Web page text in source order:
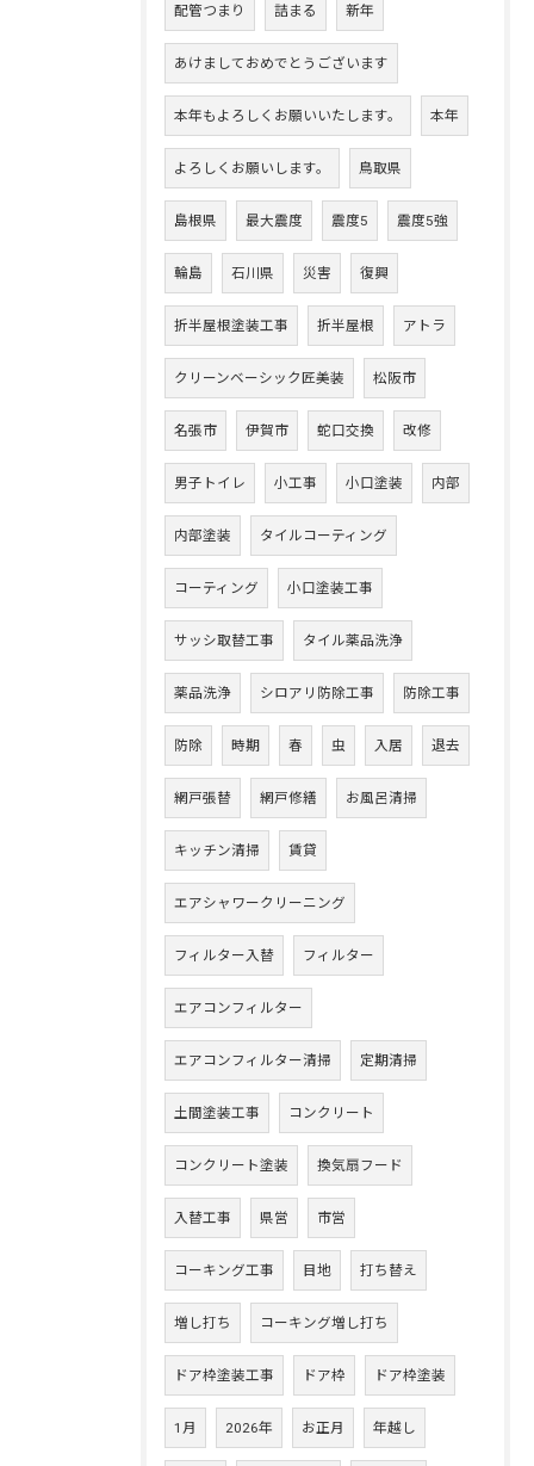
配管つまり 詰まる 新年
あけましておめでとうございます
本年もよろしくお願いいたします。 本年
よろしくお願いします。 鳥取県
島根県 最大震度 震度5 震度5強
輪島 石川県 災害 復興
折半屋根塗装工事 折半屋根 アトラ
クリーンベーシック匠美装 松阪市
名張市 伊賀市 蛇口交換 改修
男子トイレ 小工事 小口塗装 内部
内部塗装 タイルコーティング
コーティング 小口塗装工事
サッシ取替工事 タイル薬品洗浄
薬品洗浄 シロアリ防除工事 防除工事
防除 時期 春 虫 入居 退去
網戸張替 網戸修繕 お風呂清掃
キッチン清掃 賃貸
エアシャワークリーニング
フィルター入替 フィルター
エアコンフィルター
エアコンフィルター清掃 定期清掃
土間塗装工事 コンクリート
コンクリート塗装 換気扇フード
入替工事 県営 市営
コーキング工事 目地 打ち替え
増し打ち コーキング増し打ち
ドア枠塗装工事 ドア枠 ドア枠塗装
1月 2026年 お正月 年越し